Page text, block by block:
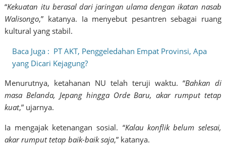
“Kekuatan itu berasal dari jaringan ulama dengan ikatan nasab
Walisongo,” katanya. Ia menyebut pesantren sebagai ruang
kultural yang stabil.
Baca Juga : PT AKT, Penggeledahan Empat Provinsi, Apa
yang Dicari Kejagung?
Menurutnya, ketahanan NU telah teruji waktu. “Bahkan di
masa Belanda, Jepang hingga Orde Baru, akar rumput tetap
kuat,” ujarnya.
Ia mengajak ketenangan sosial. “Kalau konflik belum selesai,
akar rumput tetap baik-baik saja,” katanya.